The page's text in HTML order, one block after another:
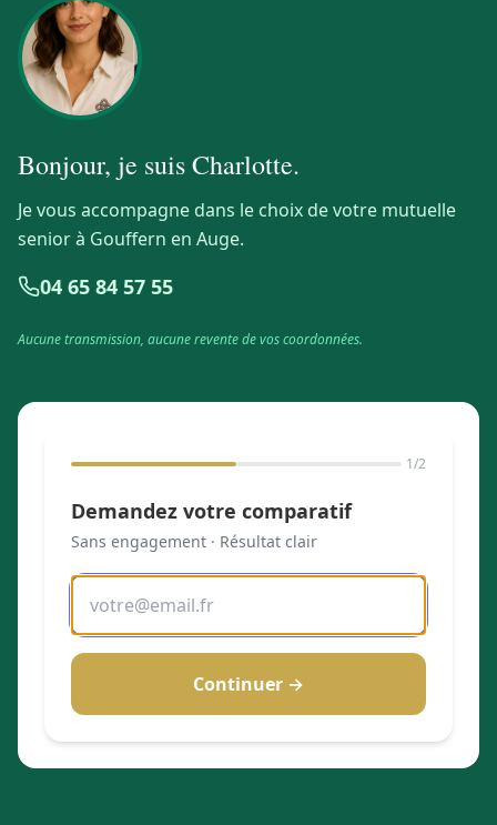
Bonjour, je suisCharlotte.
Je vous accompagne dans le choix de votre mutuelle
senior à Gouffern en Auge.
04 65 84 57 55
Aucune transmission, aucune revente de vos coordonnées.
1/2
Demandez votre comparatif
Sans engagement · Résultat clair
Continuer →